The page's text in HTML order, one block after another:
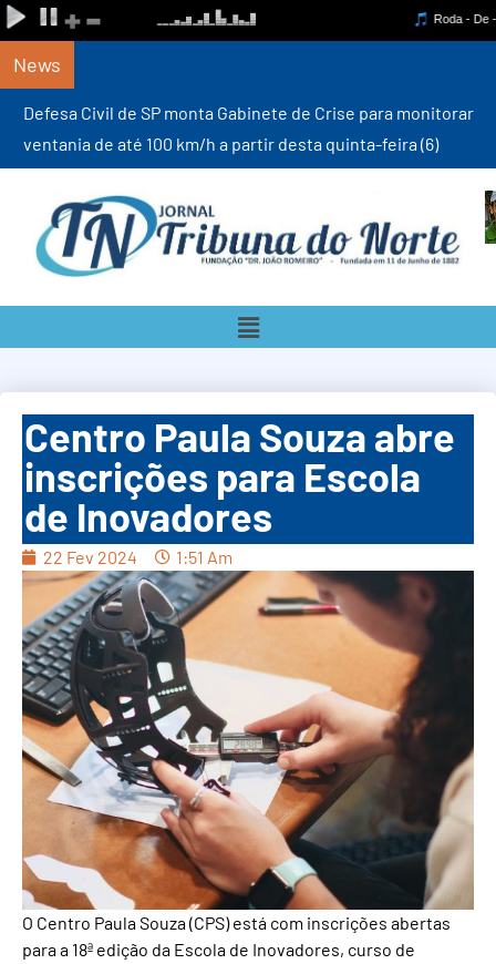
News
Defesa Civil de SP monta Gabinete de Crise para monitorar
ventania de até 100 km/h a partir desta quinta-feira (6)
Centro Paula Souza abre
inscrições para Escola
de Inovadores
22 Fev 2024 1:51 Am
O Centro Paula Souza (CPS) está com inscrições abertas
para a 18ª edição da Escola de Inovadores, curso de